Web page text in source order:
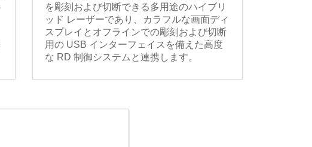
を彫刻および切断できる多用途のハイブリ
ッド レーザーであり、カラフルな画面ディ
スプレイとオフラインでの彫刻および切断
用の USB インターフェイスを備えた高度
な RD 制御システムと連携します。